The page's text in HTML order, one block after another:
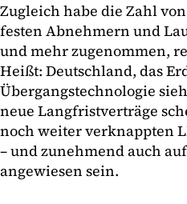
Zugleich habe die Zahl
festen Abnehmern und
und mehr zugenommen,
Heißt: Deutschland, das
Übergangstechnologie
neue Langfristverträge
noch weiter verknappten
– und zunehmend auch
angewiesen sein.